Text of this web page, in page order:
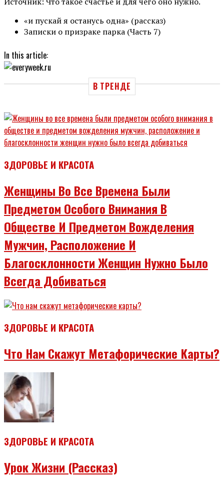
«и пускай я останусь одна» (рассказ)
Записки о призраке парка (Часть 7)
In this article:
В ТРЕНДЕ
ЗДОРОВЬЕ И КРАСОТА
Женщины Во Все Времена Были
Предметом Особого Внимания В
Обществе И Предметом Вожделения
Мужчин, Расположение И
Благосклонности Женщин Нужно Было
Всегда Добиваться
ЗДОРОВЬЕ И КРАСОТА
Что Нам Скажут Метафорические Карты?
ЗДОРОВЬЕ И КРАСОТА
Урок Жизни (рассказ)